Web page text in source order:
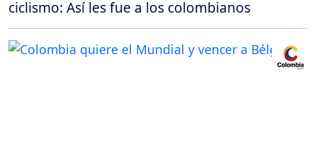
ciclismo: Así les fue a los colombianos